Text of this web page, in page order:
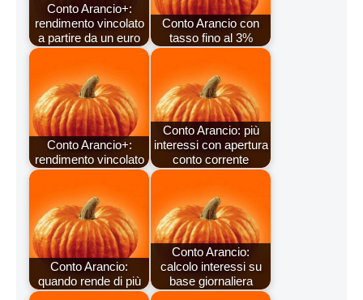
Conto Arancio+:
rendimento vincolato
a partire da un euro
Conto Arancio con
tasso fino al 3%
Conto Arancio+:
rendimento vincolato
Conto Arancio: più
interessi con apertura
conto corrente
Conto Arancio:
quando rende di più
Conto Arancio:
calcolo interessi su
base giornaliera